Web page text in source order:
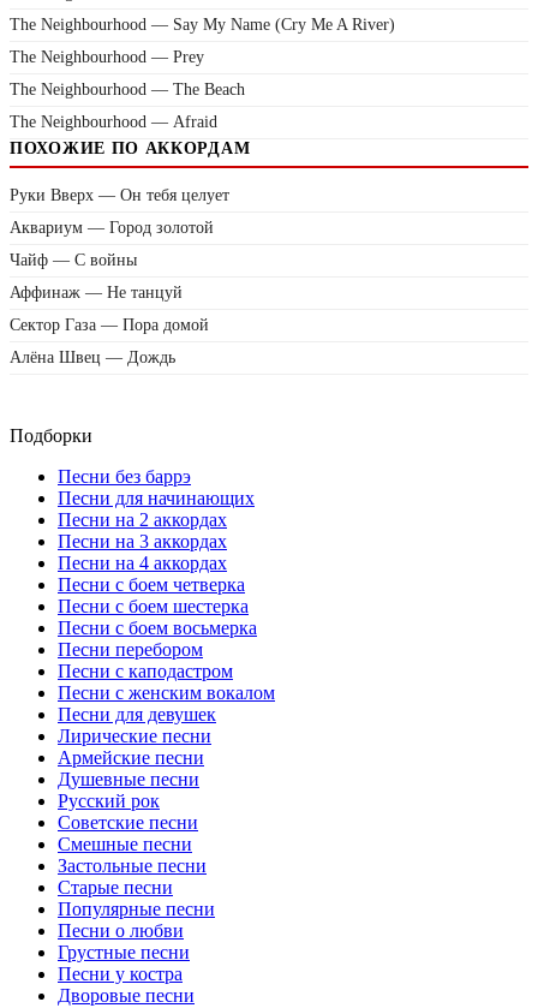
The Neighbourhood — Say My Name (Cry Me A River)
The Neighbourhood — Prey
The Neighbourhood — The Beach
The Neighbourhood — Afraid
ПОХОЖИЕ ПО АККОРДАМ
Руки Вверх — Он тебя целует
Аквариум — Город золотой
Чайф — С войны
Аффинаж — Не танцуй
Сектор Газа — Пора домой
Алёна Швец — Дождь
Подборки
Песни без баррэ
Песни для начинающих
Песни на 2 аккордах
Песни на 3 аккордах
Песни на 4 аккордах
Песни с боем четверка
Песни с боем шестерка
Песни с боем восьмерка
Песни перебором
Песни с каподастром
Песни с женским вокалом
Песни для девушек
Лирические песни
Армейские песни
Душевные песни
Русский рок
Советские песни
Смешные песни
Застольные песни
Старые песни
Популярные песни
Песни о любви
Грустные песни
Песни у костра
Дворовые песни